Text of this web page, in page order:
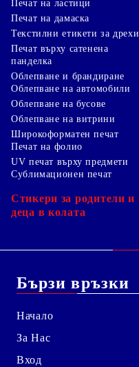
Печат на ластици
Печат на дамаска
Текстилни етикети за дрехи
Печат върху сатенена
панделка
Облепване и брандиране
Облепване на автомобили
Облепване на бусове
Облепване на витрини
Широкоформатен печат
Печат на фолио
UV печат върху предмети
Сублимационен печат
Стикери за родители и
деца в колата
Бързи връзки
Начало
За Нас
Вход